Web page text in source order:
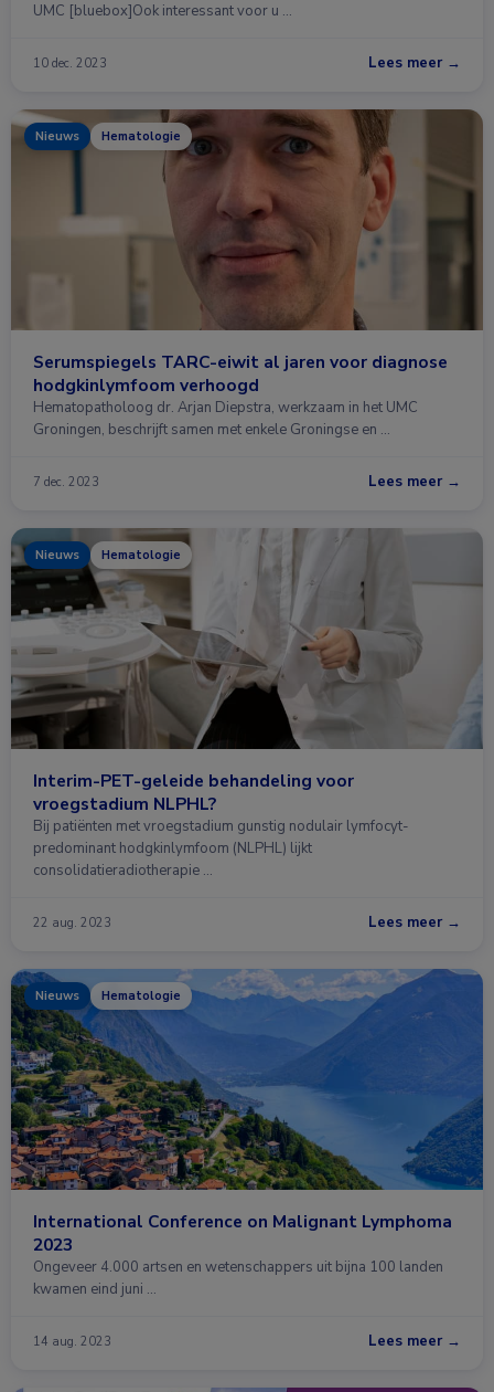
UMC [bluebox]Ook interessant voor u …
10 dec. 2023 Lees meer →
Nieuws Hematologie
Serumspiegels TARC-eiwit al jaren voor diagnose
hodgkinlymfoom verhoogd
Hematopatholoog dr. Arjan Diepstra, werkzaam in het UMC
Groningen, beschrijft samen met enkele Groningse en …
7 dec. 2023 Lees meer →
Nieuws Hematologie
Interim-PET-geleide behandeling voor
vroegstadium NLPHL?
Bij patiënten met vroegstadium gunstig nodulair lymfocyt-
predominant hodgkinlymfoom (NLPHL) lijkt
consolidatieradiotherapie …
22 aug. 2023 Lees meer →
Nieuws Hematologie
International Conference on Malignant Lymphoma
2023
Ongeveer 4.000 artsen en wetenschappers uit bijna 100 landen
kwamen eind juni …
14 aug. 2023 Lees meer →